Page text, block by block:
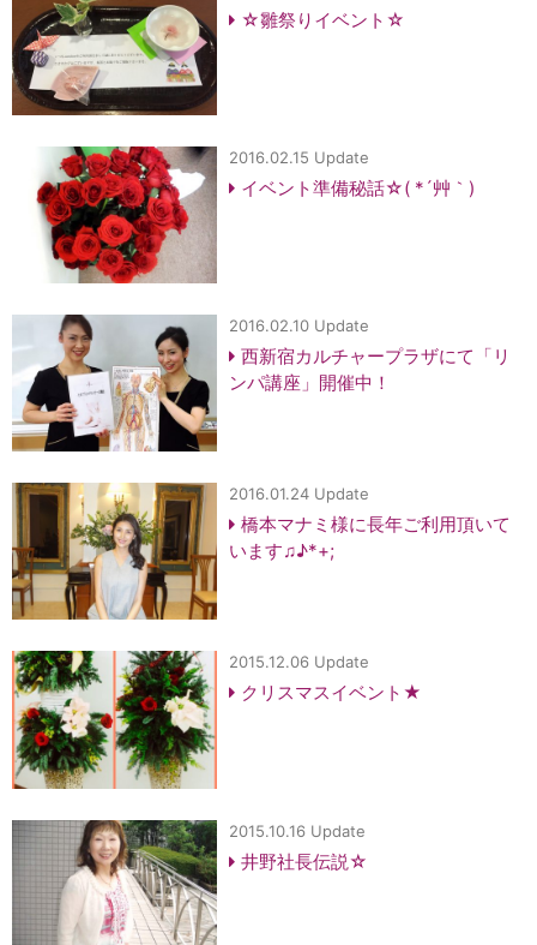
☆雛祭りイベント☆
2016.02.15 Update
イベント準備秘話☆( *´艸｀)
2016.02.10 Update
西新宿カルチャープラザにて「リ
ンパ講座」開催中！
2016.01.24 Update
橋本マナミ様に長年ご利用頂いて
います♫♪*+;
2015.12.06 Update
クリスマスイベント★
2015.10.16 Update
井野社長伝説☆